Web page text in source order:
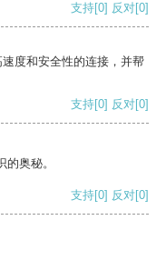
支持[0] 反对[0]
度和安全性的连接，并帮
支持[0] 反对[0]
奥秘。
支持[0] 反对[0]